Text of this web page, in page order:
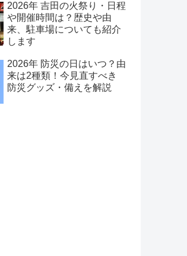
2026年 吉田の火祭り・日程
や開催時間は？歴史や由
来、駐車場についても紹介
します
2026年 防災の日はいつ？由
来は2種類！今見直すべき
防災グッズ・備えを解説